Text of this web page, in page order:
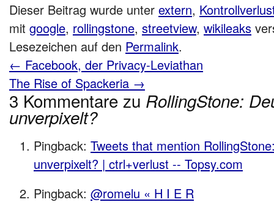
Dieser Beitrag wurde unter extern,
mit google, rollingstone, streetview, wikileaks
Lesezeichen auf den Permalink.
← Facebook, der Privacy-Leviathan
The Rise of Spackeria →
3 Kommentare zu RollingStone:
unverpixelt?
Pingback: Tweets that mention
unverpixelt? | ctrl+verlust -- Topsy.com
Pingback: @romelu « H I E R